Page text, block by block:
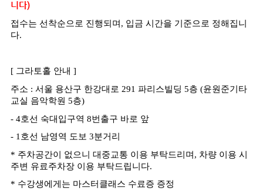
니다)
접수는 선착순으로 진행되며 , 입금 시간을 기준으로 정해집니
다.
[ 그라토홀 안내 ]
주소 : 서울 용산구 한강대로 291 파리스빌딩 5층 (윤원준기타
교실 음악학원 5층)
- 4호선 숙대입구역 8번출구 바로 앞
- 1 호선 남영역 도보 3분거리
* 주차공간이 없으니 대중교통 이용 부탁드리며 , 차량 이용 시
주변 유료주차장 이용 부탁드립니다.
* 수강생에게는 마스터클래스 수료증 증정